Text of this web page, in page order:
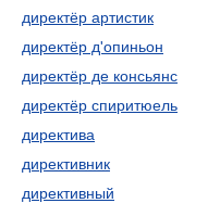
директёр артистик
директёр д'опиньон
директёр де консьянс
директёр спиритюель
директива
директивник
директивный